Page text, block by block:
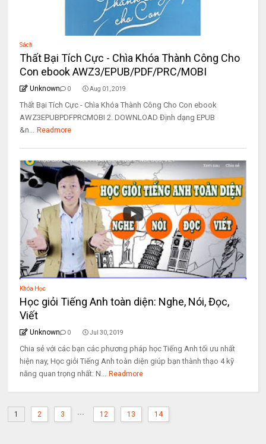
Sách
Thất Bại Tích Cực - Chìa Khóa Thành Công Cho
Con ebook AWZ3/EPUB/PDF/PRC/MOBI
Unknown 0 Aug 01, 2019
Thất Bại Tích Cực - Chìa Khóa Thành Công Cho Con ebook
AWZ3EPUBPDFPRCMOBI 2. DOWNLOAD Định dạng EPUB
&n... Readmore
Khóa Học
Học giỏi Tiếng Anh toàn diện: Nghe, Nói, Đọc,
Viết
Unknown 0 Jul 30, 2019
Chia sẻ với các bạn các phương pháp học Tiếng Anh tối ưu nhất
hiện nay, Học giỏi Tiếng Anh toàn diện giúp bạn thành thạo 4 kỹ
năng quan trọng nhất: N... Readmore
1 2 3 ... 12 13 14